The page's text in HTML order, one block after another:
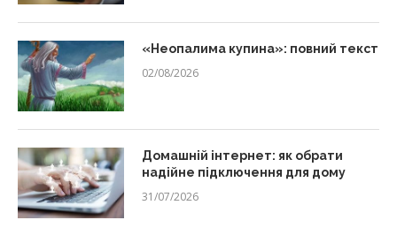
«Неопалима купина»: повний текст
02/08/2026
Домашній інтернет: як обрати
надійне підключення для дому
31/07/2026